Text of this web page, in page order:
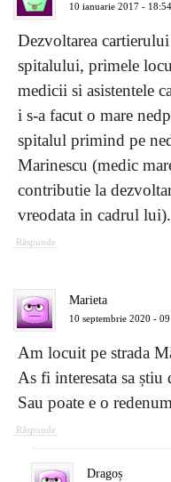
10 ianuarie 2017 -
Dezvoltarea
spitalului, primele
medicii si asistentele
i s-a facut o mare
spitalul primind pe
Marinescu (medic
contributie la
vreodata in cadrul lui).
Răspunde
Marieta
10 septembrie 2020 -
Am locuit pe strada
As fi interesata sa
Sau poate e o
Răspunde
Dragoș